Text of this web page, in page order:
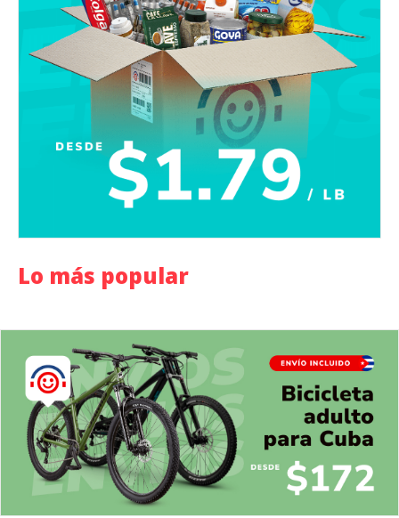
Lo más popular